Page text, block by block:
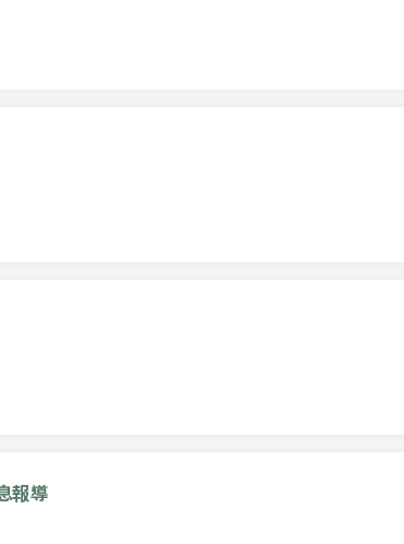
報導